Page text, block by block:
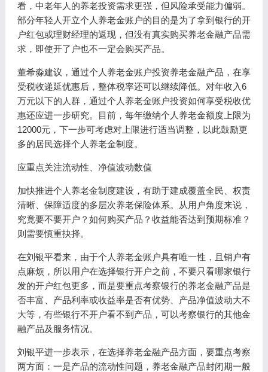
看，中老年人的养老投资需求更强，但风险承受能力偏弱。
部分年轻人开立个人养老金账户的目的是为了拿到银行的开
户红包或理财经理的返现，但没有真实购买养老金融产品需
求，即使开了户也不一定会购买产品。
董希淼建议，通过个人养老金账户投资养老金融产品，在享
受税收递延优惠后，整体税率还可以继续降低。对年收入6
万元以下的人群，通过个人养老金账户投资如何享受税收优
惠还应进一步研究。目前，每年缴纳个人养老金额度上限为
12000元，下一步可考虑对上限进行适当调整，以此鼓励更
多的居民选择个人养老金制度。
应重点关注流动性、净值波动数值
加快推进个人养老金制度建设，有助于建成覆盖全民、权责
清晰、保障适度的多层次养老保险体系。从用户角度来说，
究竟要不要开户？如何购买产品？收益能否达到预期标准？
则需要慎重抉择。
在刘银平看来，由于个人养老金账户具有唯一性，且销户有
点麻烦，所以用户在选择银行开户之前，不要只看哪家银行
发的开户红包更多，而是要重点考察银行的养老金融产品是
否丰富、产品利率或收益率是否有优势、产品净值波动大不
大等，有些银行不开户看不到产品，可以考察银行的其他金
融产品及服务情况。
刘银平进一步表示，在选择养老金融产品方面，要重点考察
两方面：一是产品的流动性问题，养老金融产品封闭期一般